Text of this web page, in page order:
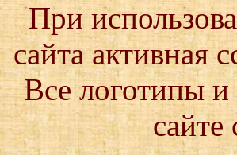
При
сайта активная
Все логотипы и
сайте